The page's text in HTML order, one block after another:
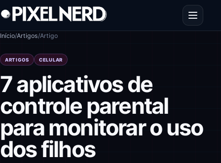
Pular para o conteúdo
Abrir
Início/Artigos/Artigo
ARTIGOS CELULAR
7 aplicativos de
controle parental
para monitorar o uso
dos filhos